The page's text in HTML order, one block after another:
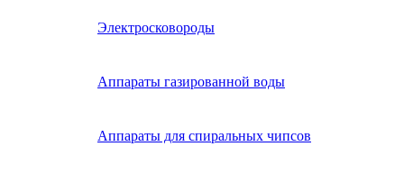
Электросковороды
Аппараты газированной воды
Аппараты для спиральных чипсов